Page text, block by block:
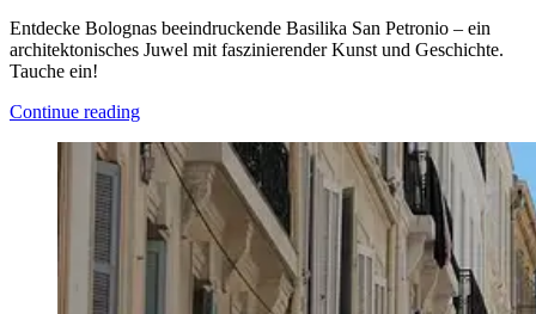
Entdecke Bolognas beeindruckende Basilika San Petronio – ein
architektonisches Juwel mit faszinierender Kunst und Geschichte.
Tauche ein!
Continue reading